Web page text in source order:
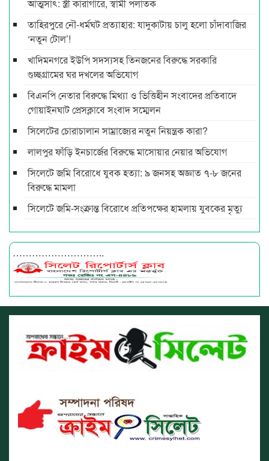
আত্মসাৎ: স্ত্রী কারাগারে, স্বামী পলাতক
তাহিরপুরে নৌ-ধর্মঘট প্রত্যাহার: যাদুকাটায় চালু হলো চাঁদাবাজির
‘নতুন টোল’!
খাদিমনগরে ইউপি সদস্যসহ তিনজনের বিরুদ্ধে সরকারি
গুচ্ছগ্রামের ঘর দখলের অভিযোগ
বিএনপি নেতার বিরুদ্ধে মিথ্যা ও ভিত্তিহীন সংবাদের প্রতিবাদে
গোয়াইনঘাট প্রেসক্লাবে সংবাদ সম্মেলন
সিলেটের চোরাচালান সাম্রাজ্যের নতুন নিয়ন্ত্রক কারা?
লালপুর ফাঁড়ি ইনচার্জের বিরুদ্ধে মাসোয়ার নেয়ার অভিযোগ
সিলেটে জমি বিরোধে যুবক হত্যা: ৯ জনসহ অজ্ঞাত ৭-৮ জনের
বিরুদ্ধে মামলা
সিলেটে জমি-সংক্রান্ত বিরোধে প্রতিপক্ষের হামলায় যুবকের মৃত্যু
………………………..